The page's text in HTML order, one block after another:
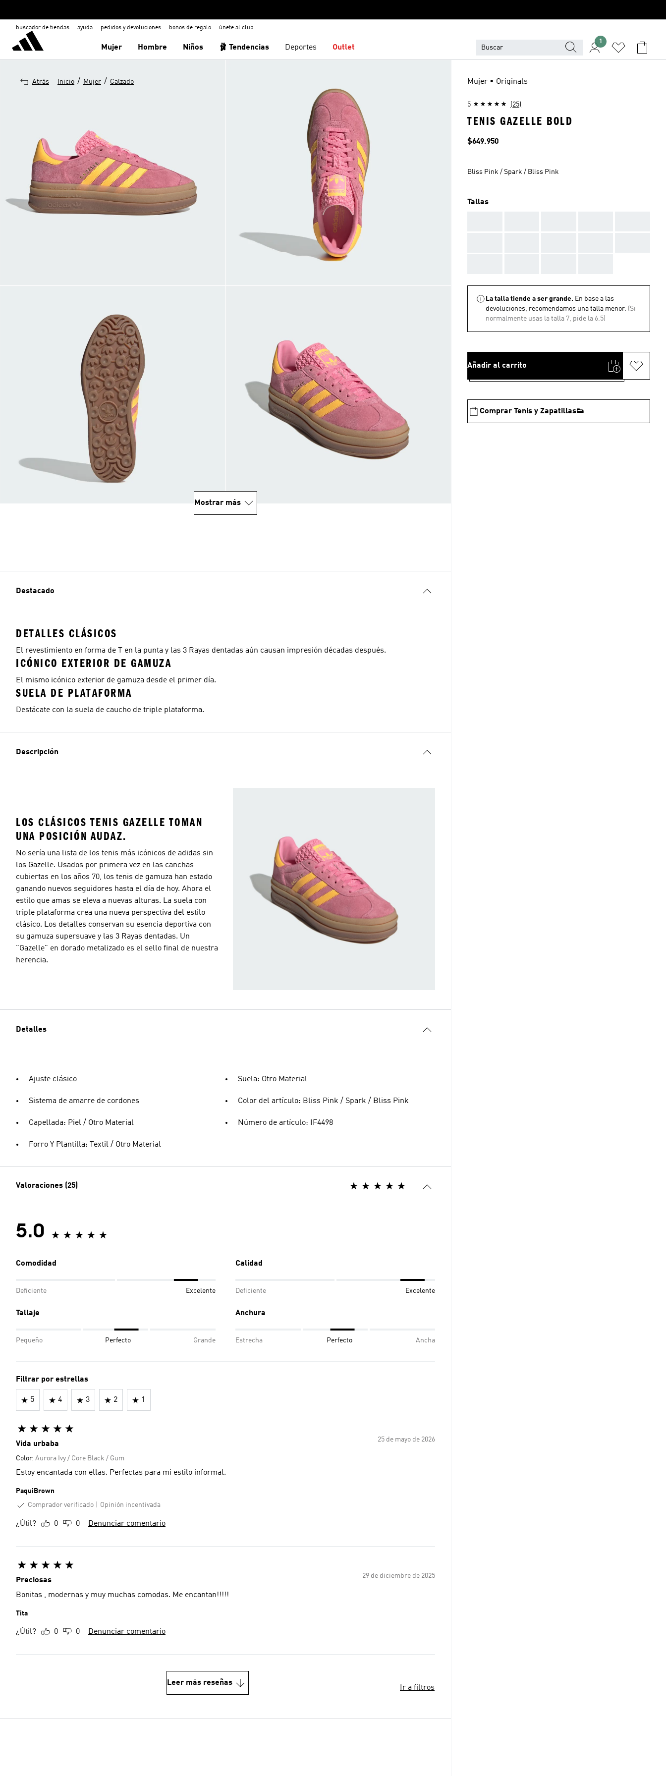
buscador de tiendas ayuda pedidos y devoluciones bonos de regalo únete al club
Mujer Hombre Niños 🩰 Tendencias Deportes Outlet
1
Atrás Inicio / Mujer / Calzado
Mostrar más
Destacado
DETALLES CLÁSICOS
El revestimiento en forma de T en la punta y las 3 Rayas dentadas aún causan impresión décadas después.
ICÓNICO EXTERIOR DE GAMUZA
El mismo icónico exterior de gamuza desde el primer día.
SUELA DE PLATAFORMA
Destácate con la suela de caucho de triple plataforma.
Descripción
LOS CLÁSICOS TENIS GAZELLE TOMAN
UNA POSICIÓN AUDAZ.
No sería una lista de los tenis más icónicos de adidas sin
los Gazelle. Usados por primera vez en las canchas
cubiertas en los años 70, los tenis de gamuza han estado
ganando nuevos seguidores hasta el día de hoy. Ahora el
estilo que amas se eleva a nuevas alturas. La suela con
triple plataforma crea una nueva perspectiva del estilo
clásico. Los detalles conservan su esencia deportiva con
su gamuza supersuave y las 3 Rayas dentadas. Un
"Gazelle" en dorado metalizado es el sello final de nuestra
herencia.
Detalles
Ajuste clásico
Sistema de amarre de cordones
Capellada: Piel / Otro Material
Forro Y Plantilla: Textil / Otro Material
Suela: Otro Material
Color del artículo: Bliss Pink / Spark / Bliss Pink
Número de artículo: IF4498
Valoraciones (25)
5.0
Comodidad
Deficiente Excelente
Calidad
Deficiente Excelente
Tallaje
Pequeño Perfecto Grande
Anchura
Estrecha Perfecto Ancha
Filtrar por estrellas
5 4 3 2 1
25 de mayo de 2026
Vida urbaba
Color: Aurora Ivy / Core Black / Gum
Estoy encantada con ellas. Perfectas para mi estilo informal.
PaquiBrown
Comprador verificado
Opinión incentivada
¿Útil? 0 0 Denunciar comentario
29 de diciembre de 2025
Preciosas
Bonitas , modernas y muy muchas comodas. Me encantan!!!!!
Tita
¿Útil? 0 0 Denunciar comentario
Leer más reseñas
Ir a filtros
Mujer • Originals
5 (25)
TENIS GAZELLE BOLD
Precio
$649.950
Bliss Pink / Spark / Bliss Pink
Tallas
La talla tiende a ser grande. En base a las
devoluciones, recomendamos una talla menor. (Si
normalmente usas la talla 7, pide la 6.5)
Añadir al carrito
Comprar Tenis y Zapatillas👟